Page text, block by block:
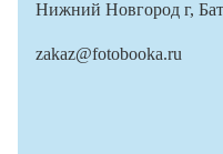
Нижний Новгород г,
zakaz@fotobooka.ru